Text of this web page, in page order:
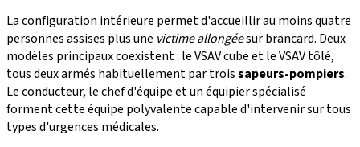
La configuration intérieure permet d'accueillir au moins quatre
personnes assises plus une victime allongéesur brancard. Deux
modèles principaux coexistent : le VSAV cube et le VSAV tôlé,
tous deux armés habituellement par troissapeurs-pompiers.
Le conducteur, le chef d'équipe et un équipier spécialisé
forment cette équipe polyvalente capable d'intervenir sur tous
types d'urgences médicales.